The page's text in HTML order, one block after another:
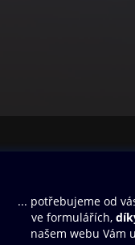
Aplikace a hry
SMS/MMS Info
Blog